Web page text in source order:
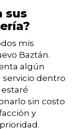
sus
mis
Baztán.
algún
dentro
sin costo
y